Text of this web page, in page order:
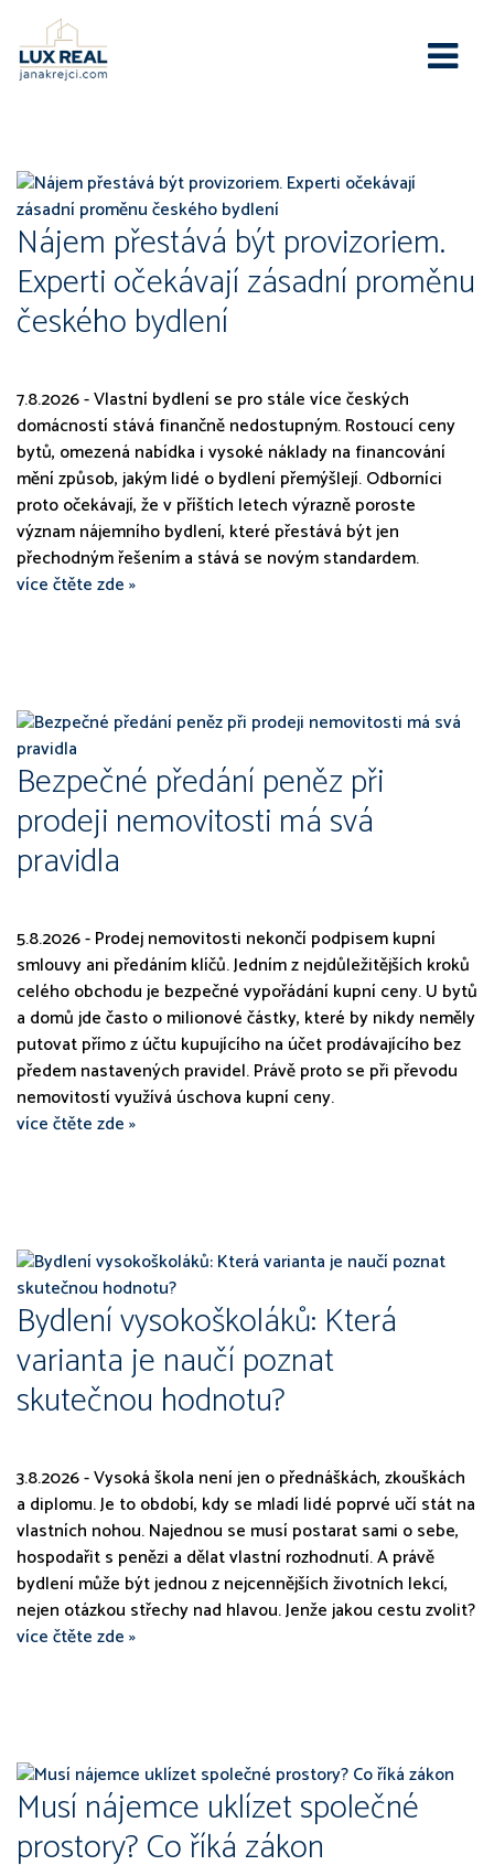
Nájem přestává být provizoriem.
Experti očekávají zásadní proměnu
českého bydlení
7.8.2026 - Vlastní bydlení se pro stále více českých
domácností stává finančně nedostupným. Rostoucí ceny
bytů, omezená nabídka i vysoké náklady na financování
mění způsob, jakým lidé o bydlení přemýšlejí. Odborníci
proto očekávají, že v příštích letech výrazně poroste
význam nájemního bydlení, které přestává být jen
přechodným řešením a stává se novým standardem.
více čtěte zde »
Bezpečné předání peněz při
prodeji nemovitosti má svá
pravidla
5.8.2026 - Prodej nemovitosti nekončí podpisem kupní
smlouvy ani předáním klíčů. Jedním z nejdůležitějších kroků
celého obchodu je bezpečné vypořádání kupní ceny. U bytů
a domů jde často o milionové částky, které by nikdy neměly
putovat přímo z účtu kupujícího na účet prodávajícího bez
předem nastavených pravidel. Právě proto se při převodu
nemovitostí využívá úschova kupní ceny.
více čtěte zde »
Bydlení vysokoškoláků: Která
varianta je naučí poznat
skutečnou hodnotu?
3.8.2026 - Vysoká škola není jen o přednáškách, zkouškách
a diplomu. Je to období, kdy se mladí lidé poprvé učí stát na
vlastních nohou. Najednou se musí postarat sami o sebe,
hospodařit s penězi a dělat vlastní rozhodnutí. A právě
bydlení může být jednou z nejcennějších životních lekcí,
nejen otázkou střechy nad hlavou. Jenže jakou cestu zvolit?
více čtěte zde »
Musí nájemce uklízet společné
prostory? Co říká zákon